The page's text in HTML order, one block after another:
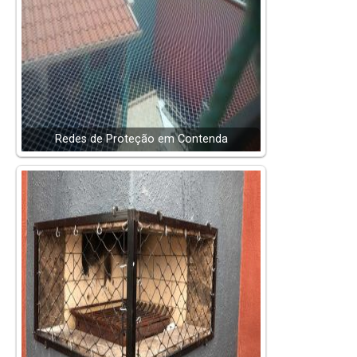
Redes de Proteção em Contenda